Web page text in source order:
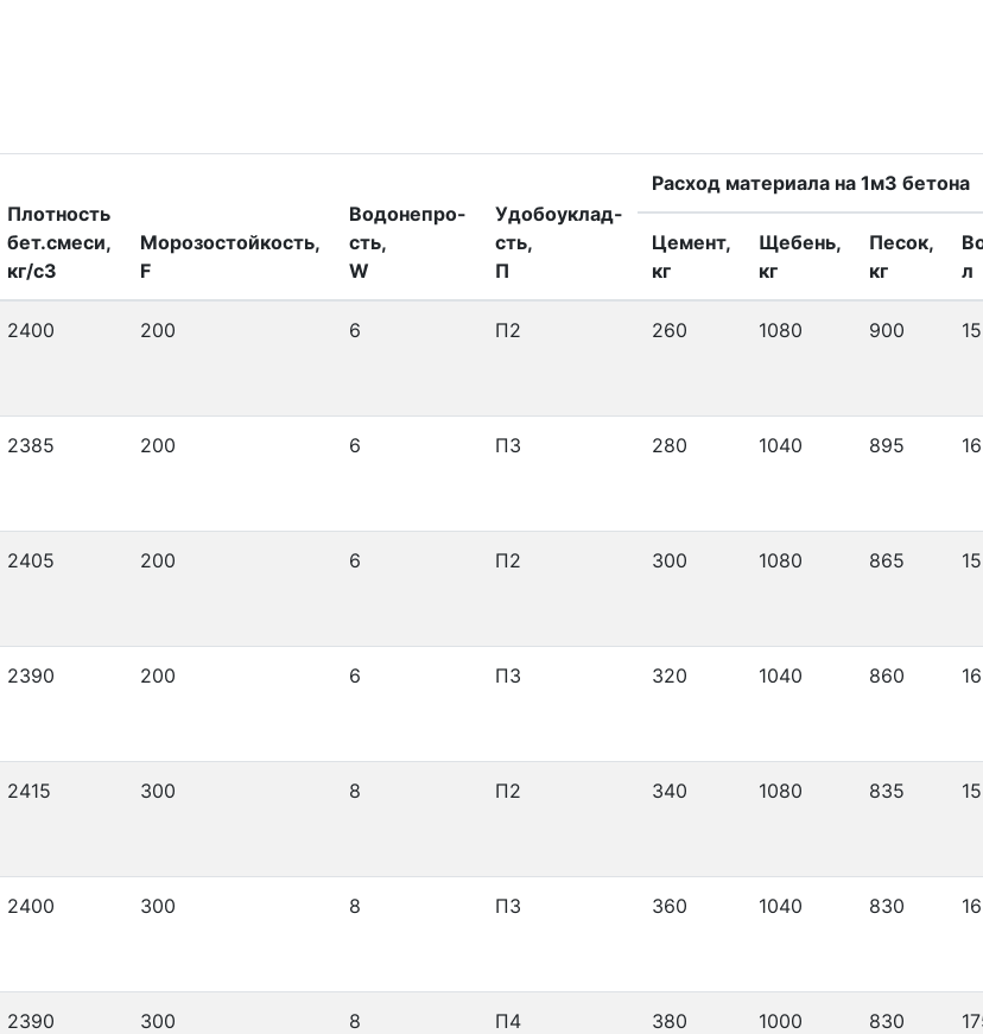
Плотность
бет.смеси,
кг/с3
Морозостойкость,
F
Водонепро-
сть,
W
Удобоуклад-
сть,
П
Расход материала на 1м3 бетона
Цемент,
кг
Щебень,
кг
Песок,
кг
л
2400 200 6 П2 260 1080 900
2385 200 6 П3 280 1040 895
2405 200 6 П2 300 1080 865
2390 200 6 П3 320 1040 860
2415 300 8 П2 340 1080 835
2400 300 8 П3 360 1040 830
2390 300 8 П4 380 1000 830